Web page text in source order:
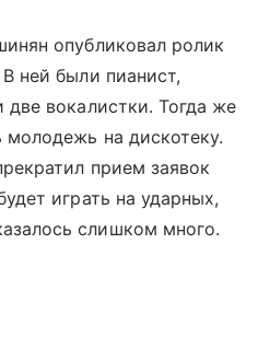
опубликовал ролик
ней были пианист,
две вокалистки. Тогда же
молодежь на дискотеку.
прием заявок
играть на ударных,
слишком много.